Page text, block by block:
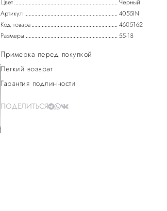
Цвет
Черный
Артикул
4055IN
Код товара
4605162
Размеры
55-18
Примерка перед покупкой
Легкий возврат
Гарантия подлинности
ПОДЕЛИТЬСЯ